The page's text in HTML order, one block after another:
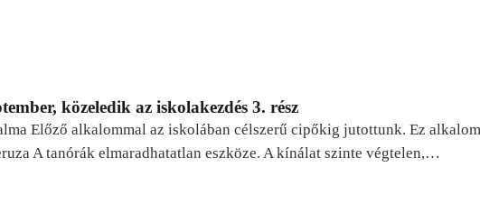
közeledik az iskolakezdés 3. rész
Előző alkalommal az iskolában célszerű cipőkig jutottunk. Ez
A tanórák elmaradhatatlan eszköze. A kínálat szinte végtelen,…